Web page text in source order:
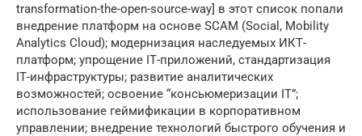
transformation-the-open-source-way] в этот список попали
внедрение платформ на основе SCAM (Social, Mobility
Analytics Cloud); модернизация наследуемых ИКТ-
платформ; упрощение IТ-приложений, стандартизация
IТ-инфраструктуры; развитие аналитических
возможностей; освоение “консьюмеризации IТ”;
использование геймификации в корпоративном
управлении; внедрение технологий быстрого обучения и